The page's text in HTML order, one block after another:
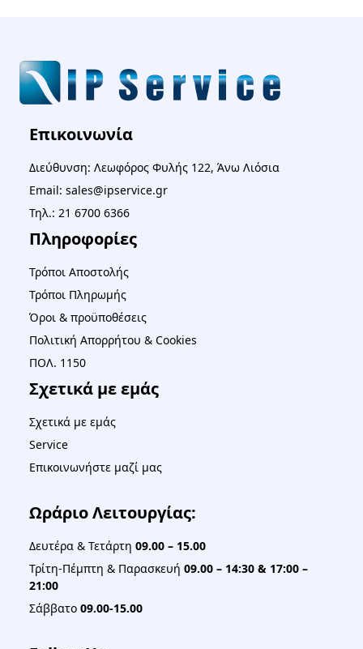
Επικοινωνία
Διεύθυνση: Λεωφόρος Φυλής 122, Άνω Λιόσια
Email: sales@ipservice.gr
Τηλ.: 21 6700 6366
Πληροφορίες
Τρόποι Αποστολής
Τρόποι Πληρωμής
Όροι & προϋποθέσεις
Πολιτική Απορρήτου & Cookies
ΠΟΛ. 1150
Σχετικά με εμάς
Σχετικά με εμάς
Service
Επικοινωνήστε μαζί μας
Ωράριο Λειτουργίας:
Δευτέρα & Τετάρτη 09.00 – 15.00
Τρίτη-Πέμπτη & Παρασκευή 09.00 – 14:30 & 17:00 –
21:00
Σάββατο 09.00-15.00